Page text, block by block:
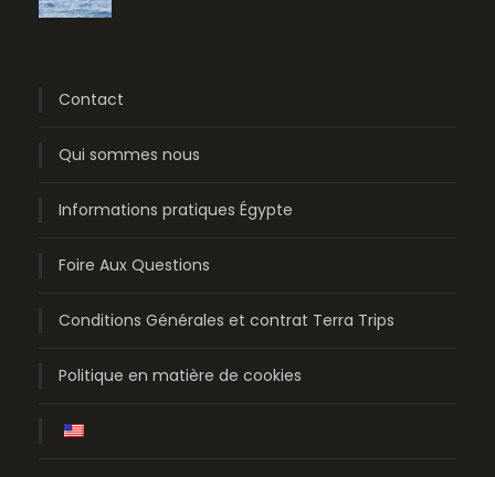
Contact
Qui sommes nous
Informations pratiques Égypte
Foire Aux Questions
Conditions Générales et contrat Terra Trips
Politique en matière de cookies